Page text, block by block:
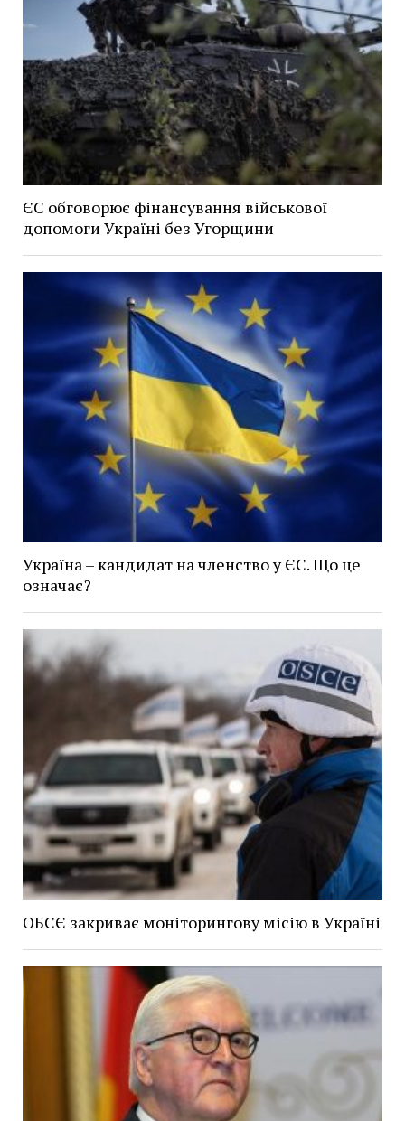
ЄС обговорює фінансування військової
допомоги Україні без Угорщини
Україна – кандидат на членство у ЄС. Що це
означає?
ОБСЄ закриває моніторингову місію в Україні